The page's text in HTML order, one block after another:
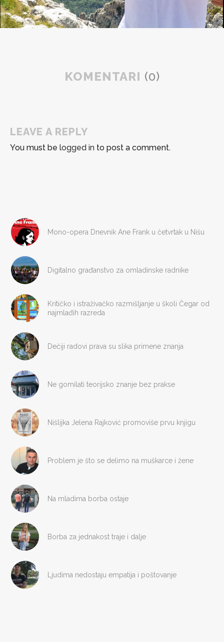
KOMENTARI (0)
LEAVE A REPLY
You must be logged in to post a comment.
Mono-opera Dnevnik Ane Frank u četvrtak u Nišu
Digitalno građanstvo za omladinske radnike
Kritičko i istraživačko razmišljanje u školi Čegar od
najmlađih razreda
Dečiji radovi prava su slika primene znanja
Ne gomilati teorijsko znanje bez prakse
Nišlijka Jelena Rajković promoviše prvu knjigu
Problem je što se delimo na muškarce i žene
Na mladima borba ostaje
Borba za jednakost traje i dalje
Ljudima nedostaju empatija i poštovanje